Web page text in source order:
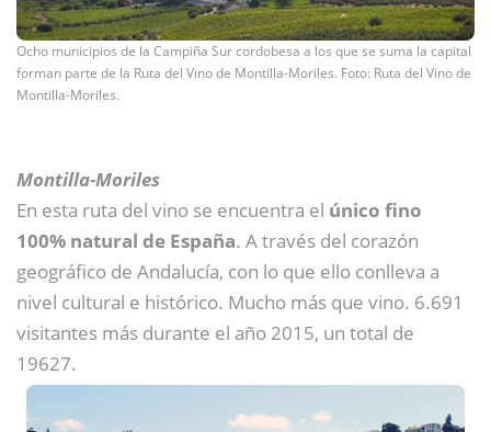
Ocho municipios de la Campiña Sur cordobesa a los que se suma la capital
forman parte de la Ruta del Vino de Montilla-Moriles. Foto: Ruta del Vino de
Montilla-Moriles.
Montilla-Moriles
En esta ruta del vino se encuentra el único fino
100% natural de España. A través del corazón
geográfico de Andalucía, con lo que ello conlleva a
nivel cultural e histórico. Mucho más que vino. 6.691
visitantes más durante el año 2015, un total de
19627.